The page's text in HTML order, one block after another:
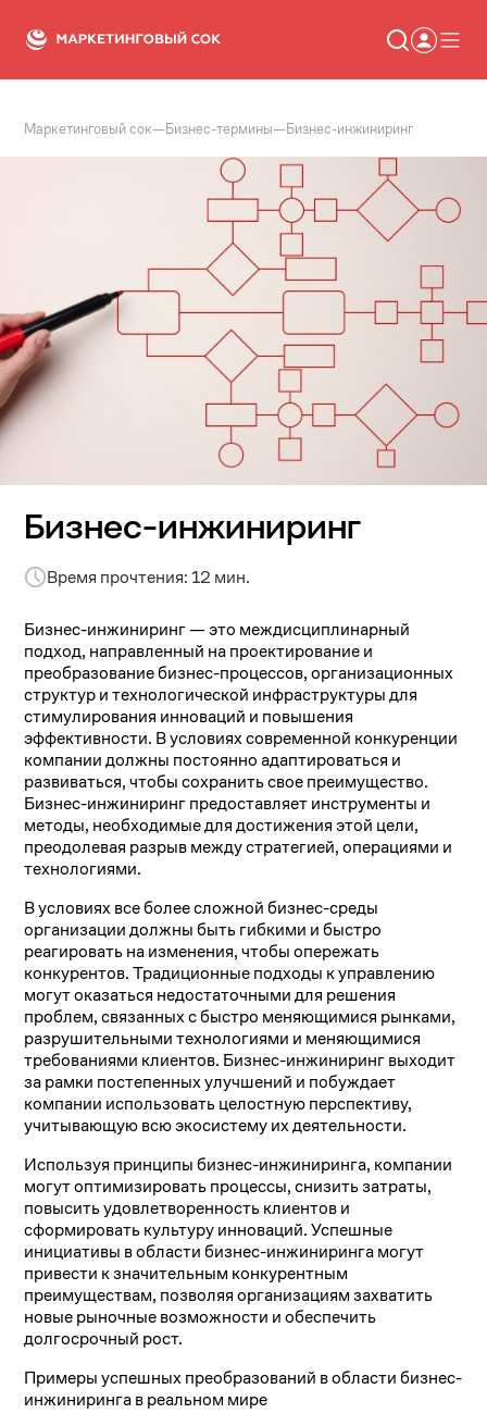
Статьи
Новости
Сервисы
Словарь
Консалтинг
Маркетинговый сок—Бизнес-термины—Бизнес-инжиниринг
Бизнес-инжиниринг
Время прочтения: 12 мин.
Бизнес-инжиниринг — это междисциплинарный
подход, направленный на проектирование и
преобразование бизнес-процессов, организационных
структур и технологической инфраструктуры для
стимулирования инноваций и повышения
эффективности. В условиях современной конкуренции
компании должны постоянно адаптироваться и
развиваться, чтобы сохранить свое преимущество.
Бизнес-инжиниринг предоставляет инструменты и
методы, необходимые для достижения этой цели,
преодолевая разрыв между стратегией, операциями и
технологиями.
В условиях все более сложной бизнес-среды
организации должны быть гибкими и быстро
реагировать на изменения, чтобы опережать
конкурентов. Традиционные подходы к управлению
могут оказаться недостаточными для решения
проблем, связанных с быстро меняющимися рынками,
разрушительными технологиями и меняющимися
требованиями клиентов. Бизнес-инжиниринг выходит
за рамки постепенных улучшений и побуждает
компании использовать целостную перспективу,
учитывающую всю экосистему их деятельности.
Используя принципы бизнес-инжиниринга, компании
могут оптимизировать процессы, снизить затраты,
повысить удовлетворенность клиентов и
сформировать культуру инноваций. Успешные
инициативы в области бизнес-инжиниринга могут
привести к значительным конкурентным
преимуществам, позволяя организациям захватить
новые рыночные возможности и обеспечить
долгосрочный рост.
Примеры успешных преобразований в области бизнес-
инжиниринга в реальном мире